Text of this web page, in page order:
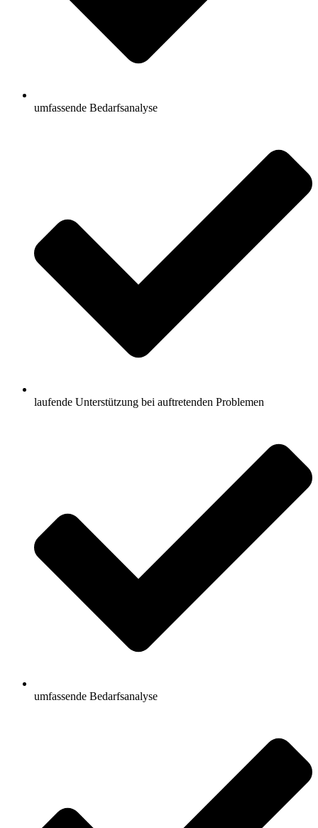
umfassende Bedarfsanalyse
laufende Unterstützung bei auftretenden Problemen
umfassende Bedarfsanalyse